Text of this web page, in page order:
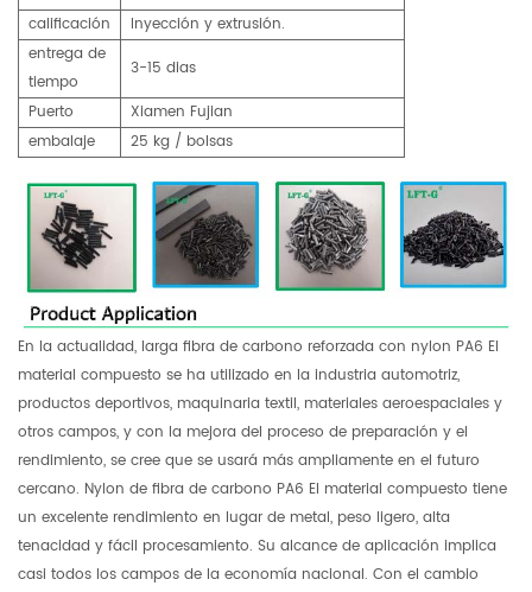
calificación
Inyección y extrusión.
entrega de
tiempo
3-15 dias
Puerto
Xiamen Fujian
embalaje
25 kg / bolsas
En la actualidad, larga fibra de carbono reforzada con nylon PA6 El
material compuesto se ha utilizado en la industria automotriz,
productos deportivos, maquinaria textil, materiales aeroespaciales y
otros campos, y con la mejora del proceso de preparación y el
rendimiento, se cree que se usará más ampliamente en el futuro
cercano. Nylon de fibra de carbono PA6 El material compuesto tiene
un excelente rendimiento en lugar de metal, peso ligero, alta
tenacidad y fácil procesamiento. Su alcance de aplicación implica
casi todos los campos de la economía nacional. Con el cambio